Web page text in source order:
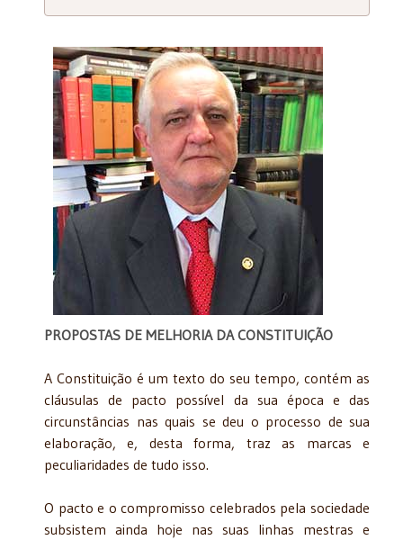
PROPOSTAS DE MELHORIA DA CONSTITUIÇÃO
A Constituição é um texto do seu tempo, contém as
cláusulas de pacto possível da sua época e das
circunstâncias nas quais se deu o processo de sua
elaboração, e, desta forma, traz as marcas e
peculiaridades de tudo isso.
O pacto e o compromisso celebrados pela sociedade
subsistem ainda hoje nas suas linhas mestras e